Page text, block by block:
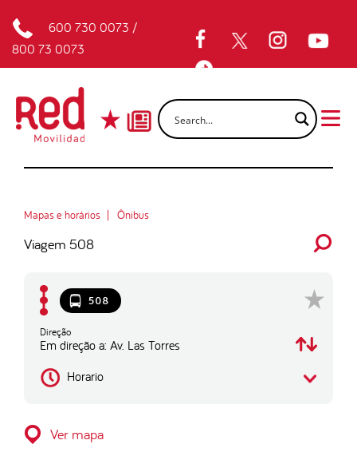
600 730 0073 /
800 73 0073
Mapas e horários Ônibus
Viagem 508
508
Direção
Em direção a: Av. Las Torres
Horario
Ver mapa